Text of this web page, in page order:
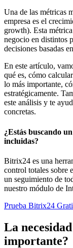
Una de las métricas
empresa es el
growth). Esta
negocio en distintos
decisiones basadas
En este artículo,
qué es, cómo
lo más importante,
estratégicamente.
este análisis y te
concretas.
¿Estás buscando
incluidas?
Bitrix24 es una
control totales sobre
un seguimiento de
nuestro módulo de
Prueba Bitrix24
La
importante?